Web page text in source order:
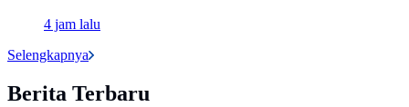
4 jam lalu
Selengkapnya
Berita Terbaru